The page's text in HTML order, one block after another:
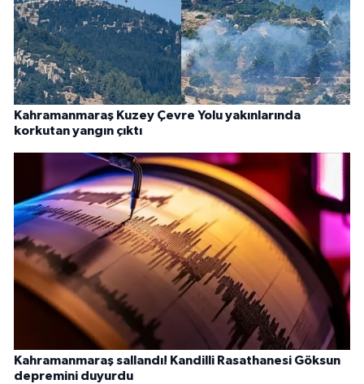
Kahramanmaraş Kuzey Çevre Yolu yakınlarında
korkutan yangın çıktı
Kahramanmaraş sallandı! Kandilli Rasathanesi Göksun
depremini duyurdu